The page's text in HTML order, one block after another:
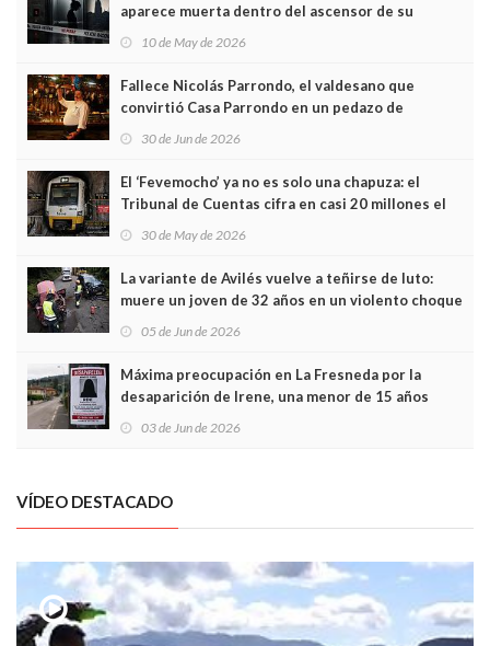
aparece muerta dentro del ascensor de su
10 de May de 2026
Fallece Nicolás Parrondo, el valdesano que
convirtió Casa Parrondo en un pedazo de
30 de Jun de 2026
El ‘Fevemocho’ ya no es solo una chapuza: el
Tribunal de Cuentas cifra en casi 20 millones el
30 de May de 2026
La variante de Avilés vuelve a teñirse de luto:
muere un joven de 32 años en un violento choque
05 de Jun de 2026
Máxima preocupación en La Fresneda por la
desaparición de Irene, una menor de 15 años
03 de Jun de 2026
VÍDEO DESTACADO